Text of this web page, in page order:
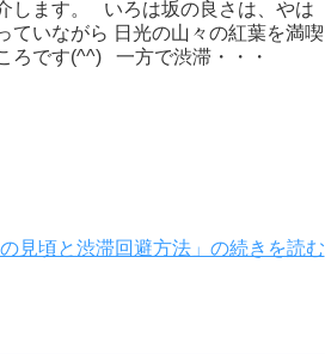
します。 いろは坂の良さは、やは
ていながら 日光の山々の紅葉を満喫
ろです(^^) 一方で渋滞・・・
見頃と渋滞回避方法」の続きを読む